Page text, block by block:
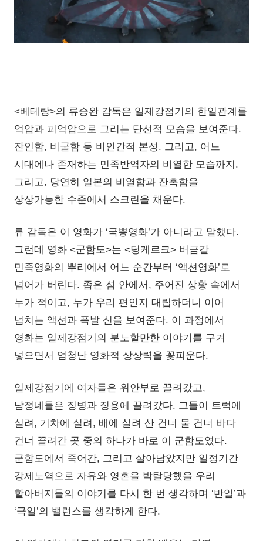
<베테랑>의 류승완 감독은 일제강점기의 한일관계를
억압과 피억압으로 그리는 단선적 모습을 보여준다.
잔인함, 비굴함 등 비인간적 본성. 그리고, 어느
시대에나 존재하는 민족반역자의 비열한 모습까지.
그리고, 당연히 일본의 비열함과 잔혹함을
상상가능한 수준에서 스크린을 채운다.
류 감독은 이 영화가 ‘국뽕영화’가 아니라고 말했다.
그런데 영화 <군함도>는 <덩케르크> 버금갈
민족영화의 뿌리에서 어느 순간부터 ‘액션영화’로
넘어가 버린다. 좁은 섬 안에서, 주어진 상황 속에서
누가 적이고, 누가 우리 편인지 대립하더니 이어
넘치는 액션과 폭발 신을 보여준다. 이 과정에서
영화는 일제강점기의 분노할만한 이야기를 구겨
넣으면서 엄청난 영화적 상상력을 꽃피운다.
일제강점기에 여자들은 위안부로 끌려갔고,
남정네들은 징병과 징용에 끌려갔다. 그들이 트럭에
실려, 기차에 실려, 배에 실려 산 건너 물 건너 바다
건너 끌려간 곳 중의 하나가 바로 이 군함도였다.
군함도에서 죽어간, 그리고 살아남았지만 일정기간
강제노역으로 자유와 영혼을 박탈당했을 우리
할아버지들의 이야기를 다시 한 번 생각하며 ‘반일’과
‘극일’의 밸런스를 생각하게 한다.